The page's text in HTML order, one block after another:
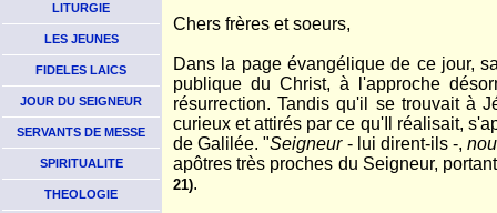
LITURGIE
LES JEUNES
FIDELES LAICS
JOUR DU SEIGNEUR
SERVANTS DE MESSE
SPIRITUALITE
THEOLOGIE
Chers frères et soeurs,
Dans la page évangélique de ce jour,
publique du Christ, à l'approche
résurrection. Tandis qu'il se trouvait à
curieux et attirés par ce qu'Il réalisait,
de Galilée. "Seigneur - lui dirent-ils -,
apôtres très proches du Seigneur,
21).